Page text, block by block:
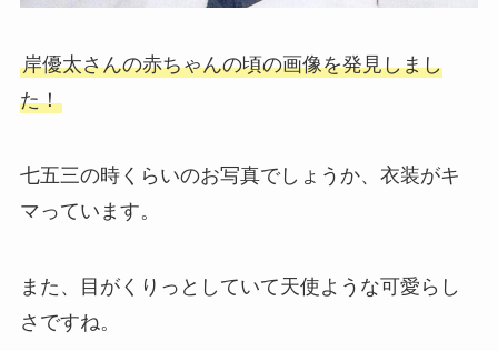
岸優太さんの赤ちゃんの頃の画像を発見しまし
た！
七五三の時くらいのお写真でしょうか、衣装がキ
マっています。
また、目がくりっとしていて天使ような可愛らし
さですね。